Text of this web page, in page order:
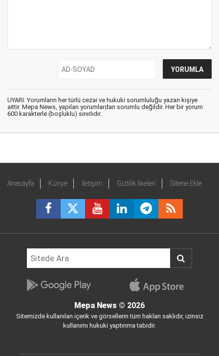
UYARI: Yorumların her türlü cezai ve hukuki sorumluluğu yazan kişiye
aittir. Mepa News, yapılan yorumlardan sorumlu değildir. Her bir yorum
600 karakterle (boşluklu) sınırlıdır.
Anasayfa Künye İletişim Gizlilik İlkeleri Sitene Ekle
Mepa News © 2026
Sitemizde kullanılan içerik ve görsellerin tüm hakları saklıdır, izinsiz
kullanımı hukuki yaptırıma tabidir.